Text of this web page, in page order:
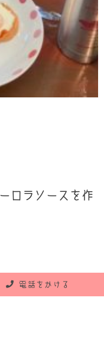
ロラソースを作
電話をかける